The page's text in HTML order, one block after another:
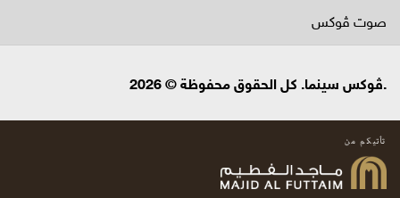
صوت ڤوكس
.ڤوكس سينما. كل الحقوق محفوظة © 2026